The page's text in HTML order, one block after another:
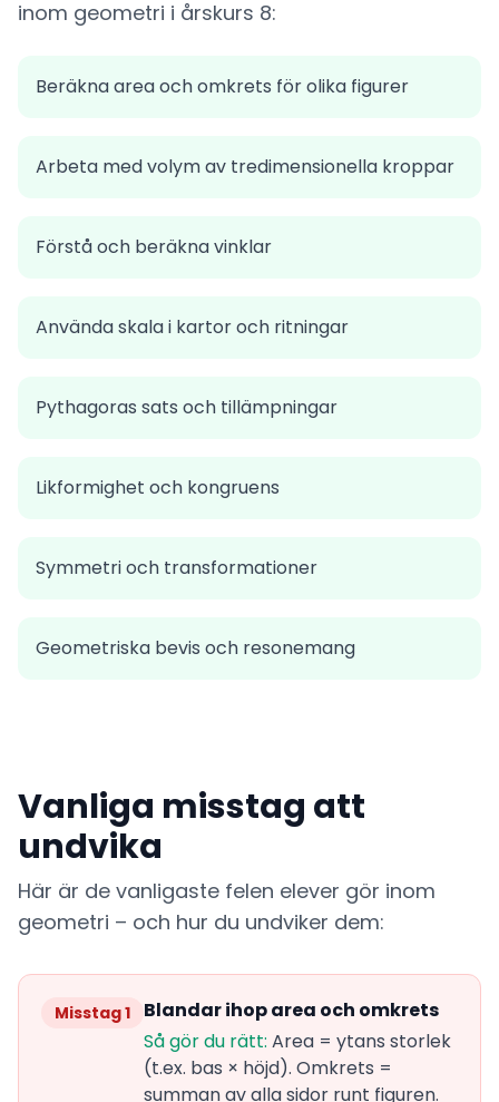
inom geometri i årskurs 8:
Beräkna area och omkrets för olika figurer
Arbeta med volym av tredimensionella kroppar
Förstå och beräkna vinklar
Använda skala i kartor och ritningar
Pythagoras sats och tillämpningar
Likformighet och kongruens
Symmetri och transformationer
Geometriska bevis och resonemang
Vanliga misstag att
undvika
Här är de vanligaste felen elever gör inom
geometri – och hur du undviker dem:
Misstag 1
Blandar ihop area och omkrets
Så gör du rätt: Area = ytans storlek
(t.ex. bas × höjd). Omkrets =
summan av alla sidor runt figuren.